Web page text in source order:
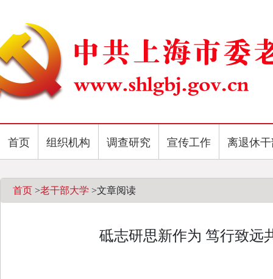
首页 组织机构 调查研究 宣传工作 离退休
首页 >老干部大学 >文章阅读
砥志研思新作为 笃行致